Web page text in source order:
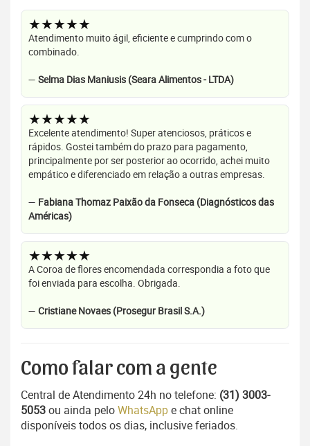
★★★★★
Atendimento muito ágil, eficiente e cumprindo com o
combinado.
— Selma Dias Maniusis (Seara Alimentos - LTDA)
★★★★★
Excelente atendimento! Super atenciosos, práticos e
rápidos. Gostei também do prazo para pagamento,
principalmente por ser posterior ao ocorrido, achei muito
empático e diferenciado em relação a outras empresas.
— Fabiana Thomaz Paixão da Fonseca (Diagnósticos das
Américas)
★★★★★
A Coroa de flores encomendada correspondia a foto que
foi enviada para escolha. Obrigada.
— Cristiane Novaes (Prosegur Brasil S.A.)
Como falar com a gente
Central de Atendimento 24h no telefone: (31) 3003-
5053ou ainda peloWhatsAppe chat online
disponíveis todos os dias, inclusive feriados.